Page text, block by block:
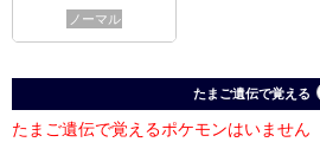
ノーマル
たまご遺伝で覚える
たまご遺伝で覚えるポケモンはいません